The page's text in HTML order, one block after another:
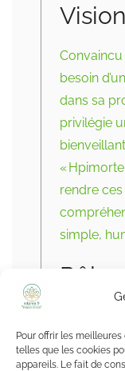
Pour offrir les
telles que les cookies
appareils. Le fait de
besoin
dans sa
privilégie
«
rendre
simple,
Rôle
entre
potentiel,